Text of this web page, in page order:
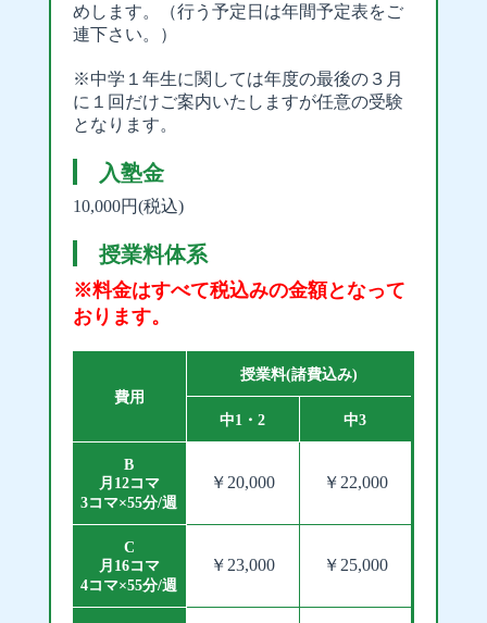
めします。（行う予定日は年間予定表をご
連下さい。）
※中学１年生に関しては年度の最後の３月
に１回だけご案内いたしますが任意の受験
となります。
入塾金
10,000円(税込)
授業料体系
※料金はすべて税込みの金額となって
おります。
費用
授業料(諸費込み)
中1・2 中3
B
月12コマ
3コマ×55分/週
￥20,000 ￥22,000
C
月16コマ
4コマ×55分/週
￥23,000 ￥25,000